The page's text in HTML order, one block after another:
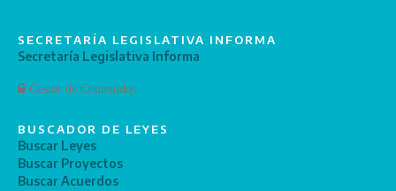
SECRETARÍA LEGISLATIVA INFORMA
Secretaría Legislativa Informa
Gestor de Contenidos
BUSCADOR DE LEYES
Buscar Leyes
Buscar Proyectos
Buscar Acuerdos